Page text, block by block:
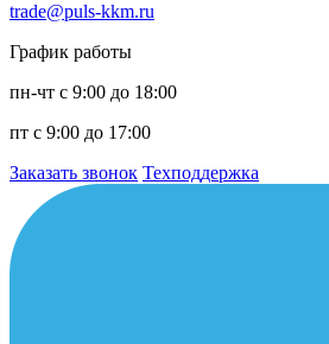
trade@puls-kkm.ru
График работы
пн-чт с 9:00 до 18:00
пт с 9:00 до 17:00
Заказать звонок Техподдержка